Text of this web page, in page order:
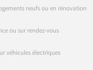
neufs ou en rénovation
ou sur rendez-vous
véhicules électriques